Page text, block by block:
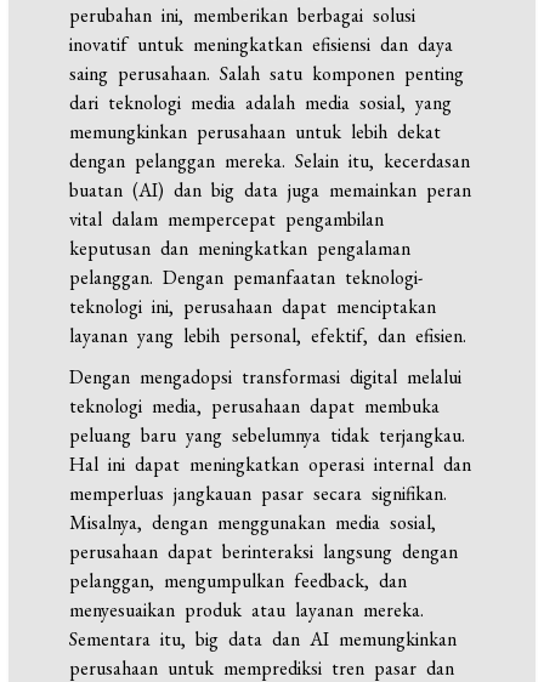
perubahan ini, memberikan berbagai solusi
inovatif untuk meningkatkan efisiensi dan daya
saing perusahaan. Salah satu komponen penting
dari teknologi media adalah media sosial, yang
memungkinkan perusahaan untuk lebih dekat
dengan pelanggan mereka. Selain itu, kecerdasan
buatan (AI) dan big data juga memainkan peran
vital dalam mempercepat pengambilan
keputusan dan meningkatkan pengalaman
pelanggan. Dengan pemanfaatan teknologi-
teknologi ini, perusahaan dapat menciptakan
layanan yang lebih personal, efektif, dan efisien.
Dengan mengadopsi transformasi digital melalui
teknologi media, perusahaan dapat membuka
peluang baru yang sebelumnya tidak terjangkau.
Hal ini dapat meningkatkan operasi internal dan
memperluas jangkauan pasar secara signifikan.
Misalnya, dengan menggunakan media sosial,
perusahaan dapat berinteraksi langsung dengan
pelanggan, mengumpulkan feedback, dan
menyesuaikan produk atau layanan mereka.
Sementara itu, big data dan AI memungkinkan
perusahaan untuk memprediksi tren pasar dan